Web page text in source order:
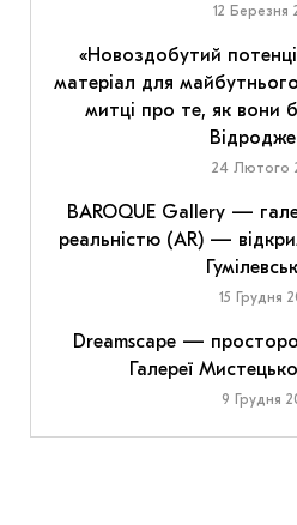
12 Березня
«Новоздобутий
матеріал для майбутнього
митці про те, як вони
24 Лютого
BAROQUE Gallery —
реальністю (AR) —
15 Грудня
Dreamscape —
Галереї
9 Грудня